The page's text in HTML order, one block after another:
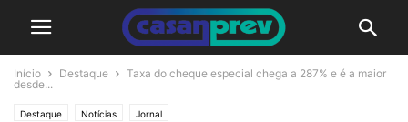
Início Destaque
Taxa do cheque especial chega a 287% e é a maior
desde...
Destaque Notícias Jornal